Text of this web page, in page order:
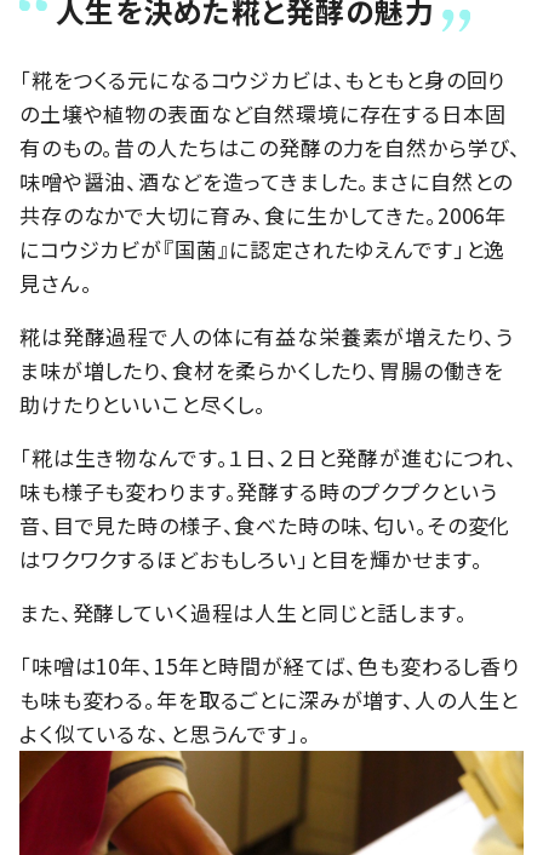
人生を決めた糀と発酵の魅力
「糀をつくる元になるコウジカビは、もともと身の回り
の土壌や植物の表面など自然環境に存在する日本固
有のもの。昔の人たちはこの発酵の力を自然から学び、
味噌や醤油、酒などを造ってきました。まさに自然との
共存のなかで大切に育み、食に生かしてきた。2006年
にコウジカビが『国菌』に認定されたゆえんです」と逸
見さん。
糀は発酵過程で人の体に有益な栄養素が増えたり、う
ま味が増したり、食材を柔らかくしたり、胃腸の働きを
助けたりといいこと尽くし。
「糀は生き物なんです。１日、２日と発酵が進むにつれ、
味も様子も変わります。発酵する時のプクプクという
音、目で見た時の様子、食べた時の味、匂い。その変化
はワクワクするほどおもしろい」と目を輝かせます。
また、発酵していく過程は人生と同じと話します。
「味噌は10年、15年と時間が経てば、色も変わるし香り
も味も変わる。年を取るごとに深みが増す、人の人生と
よく似ているな、と思うんです」。